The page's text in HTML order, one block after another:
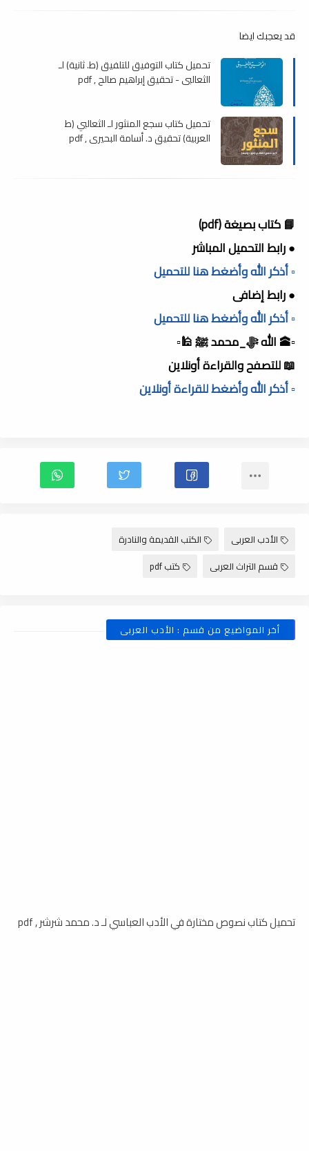
قد يعجبك ايضا
تحميل كتاب التوفيق للتلفيق (ط. ثانية) لـ
الثعالبي - تحقيق إبراهيم صالح , pdf
تحميل كتاب سجع المنثور لـ الثعالبي (ط
العربية) تحقيق د. أسامة البحيري , pdf
📘 كتاب بصيغة (pdf)
● رابط التحميل المباشر
▫️ أذكر الله وأضغط هنا للتحميل
● رابط إضافى
▫️ أذكر الله وأضغط هنا للتحميل
▫️🕋 الله ﷻ_محمد ﷺ 🕌▫️
📖 للتصفح والقراءة أونلاين
▫️ أذكر الله وأضغط للقراءة أونلاين
الأدب العربى
الكتب القديمة والنادرة
قسم التراث العربى
كتب pdf
أخر المواضيع من قسم : الأدب العربى
تحميل كتاب نصوص مختارة في الأدب العباسي لـ د. محمد شرشر , pdf